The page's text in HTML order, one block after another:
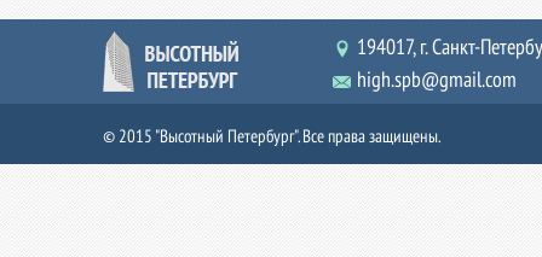
194017, г. Санкт-
high.spb@gmail.com
© 2015 "Высотный Петербург". Все права защищены.